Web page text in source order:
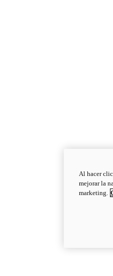
Al hacer
mejorar la
marketing.